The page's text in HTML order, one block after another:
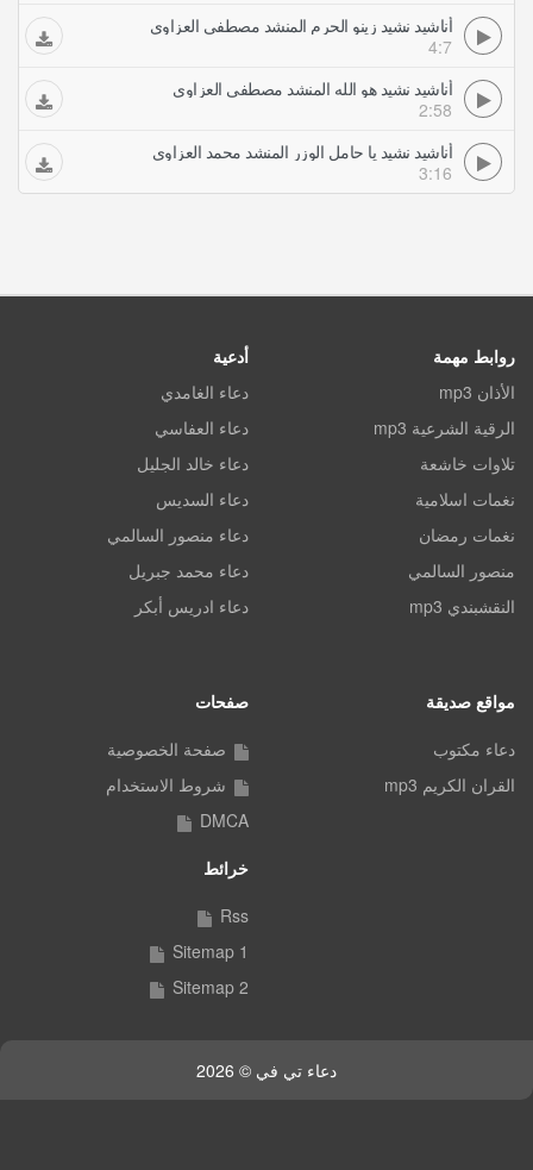
أناشيد نشيد زينو الحرم المنشد مصطفى العزاوي
4:7
أناشيد نشيد هو الله المنشد مصطفى العزاوي
2:58
أناشيد نشيد يا حامل الوزر المنشد محمد العزاوي
3:16
روابط مهمة
الأذان mp3
الرقية الشرعية mp3
تلاوات خاشعة
نغمات اسلامية
نغمات رمضان
منصور السالمي
النقشبندي mp3
أدعية
دعاء الغامدي
دعاء العفاسي
دعاء خالد الجليل
دعاء السديس
دعاء منصور السالمي
دعاء محمد جبريل
دعاء ادريس أبكر
مواقع صديقة
دعاء مكتوب
القران الكريم mp3
صفحات
صفحة الخصوصية
شروط الاستخدام
DMCA
خرائط
Rss
Sitemap 1
Sitemap 2
دعاء تي في © 2026